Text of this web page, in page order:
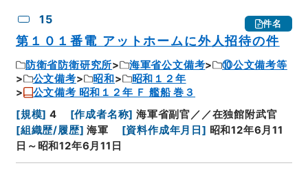
15 件名
第１０１番電 アットホームに外人招待の件
防衛省防衛研究所 海軍省公文備考
⑩公文備考等
公文備考
昭和
昭和１２年
公文備考 昭和１２年 Ｆ 艦船 巻３
[規模] 4 [作成者名称] 海軍省副官／／在独館附武官
[組織歴/履歴] 海軍 [資料作成年月日] 昭和12年6月11
日～昭和12年6月11日